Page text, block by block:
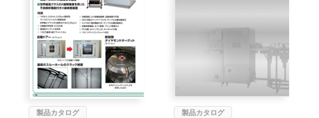
製品カタログ 製品カタログ